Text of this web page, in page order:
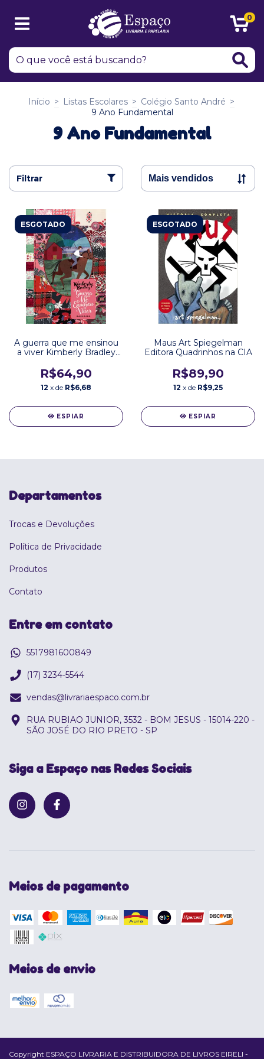
0
Início > Listas Escolares > Colégio Santo André >
9 Ano Fundamental
9 Ano Fundamental
Filtrar
ESGOTADO
A guerra que me ensinou
a viver Kimberly Bradley
R$64,90
12 x de R$6,68
ESPIAR
ESGOTADO
Maus Art Spiegelman
Editora Quadrinhos na CIA
R$89,90
12 x de R$9,25
ESPIAR
Departamentos
Trocas e Devoluções
Política de Privacidade
Produtos
Contato
Entre em contato
5517981600849
(17) 3234-5544
vendas@livrariaespaco.com.br
RUA RUBIAO JUNIOR, 3532 - BOM JESUS - 15014-220 -
SÃO JOSÉ DO RIO PRETO - SP
Siga a Espaço nas Redes Sociais
Meios de pagamento
Meios de envio
Copyright ESPAÇO LIVRARIA E DISTRIBUIDORA DE LIVROS EIRELI -